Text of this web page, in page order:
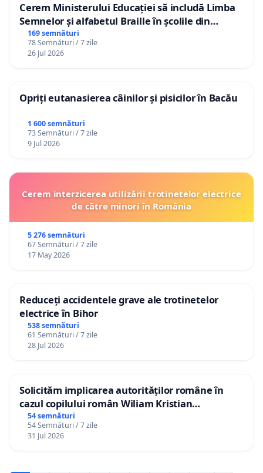
Cerem Ministerului Educației să includă Limba
Semnelor și alfabetul Braille în școlile din
Republica Moldova!
169 semnături
78 Semnături / 7 zile
26 Jul 2026
Opriți eutanasierea câinilor și pisicilor în Bacău
1 600 semnături
73 Semnături / 7 zile
9 Jul 2026
Cerem interzicerea utilizării trotinetelor electrice
de către minori în România
5 276 semnături
67 Semnături / 7 zile
17 May 2026
Reduceți accidentele grave ale trotinetelor
electrice în Bihor
538 semnături
61 Semnături / 7 zile
28 Jul 2026
Solicităm implicarea autorităților române în
cazul copilului român Wiliam Kristian
Gheorghe, aflat în plasament în Danemarca de
12 ani
54 semnături
54 Semnături / 7 zile
31 Jul 2026